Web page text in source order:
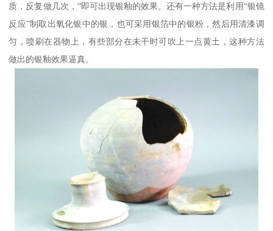
质，反复做几次，“即可出现银釉的效果。还有一种方法是利用“银镜
反应”制取出氧化银中的银，也可采用银箔中的银粉，然后用清漆调
匀，喷刷在器物上，有些部分在未干时可吹上一点黄土，这种方法
做出的银釉效果逼真。